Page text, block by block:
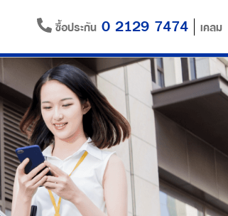
ซื้อประกัน 0 2129 7474 เคลม